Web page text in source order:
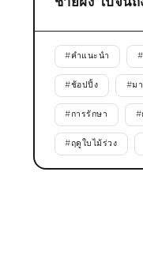
#คำแนะนำ #
#ช้อปปิ้ง #ม
#การรักษา #
#ฤดูใบไม้ร่วง